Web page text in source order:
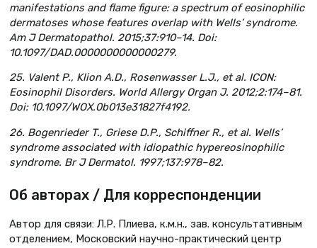
manifestations and flame figure: a spectrum of eosinophilic
dermatoses whose features overlap with Wells’ syndrome.
Am J Dermatopathol. 2015;37:910–14. Doi:
10.1097/DAD.0000000000000279.
25. Valent P., Klion A.D., Rosenwasser L.J., et al. ICON:
Eosinophil Disorders. World Allergy Organ J. 2012;2:174–81.
Doi: 10.1097/WOX.0b013e31827f4192.
26. Bogenrieder T., Griese D.P., Schiffner R., et al. Wells’
syndrome associated with idiopathic hypereosinophilic
syndrome. Br J Dermatol. 1997;137:978–82.
Об авторах / Для корреспонденции
Автор для связи: Л.Р. Плиева, к.м.н., зав. консультативным
отделением, Московский научно-практический центр